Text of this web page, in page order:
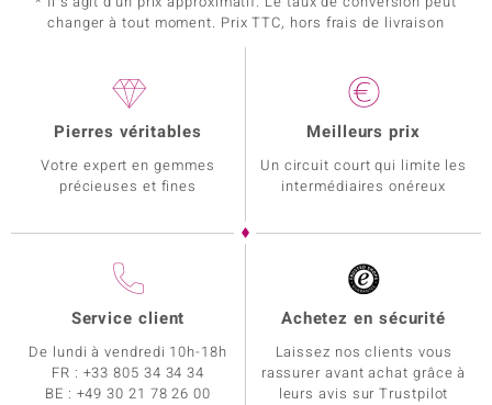
changer à tout moment. Prix TTC, hors frais de livraison
Pierres véritables
Votre expert en gemmes
précieuses et fines
Meilleurs prix
Un circuit court qui limite les
intermédiaires onéreux
Service client
De lundi à vendredi 10h-18h
FR : +33 805 34 34 34
BE : +49 30 21 78 26 00
Achetez en sécurité
Laissez nos clients vous
rassurer avant achat grâce à
leurs avis sur Trustpilot